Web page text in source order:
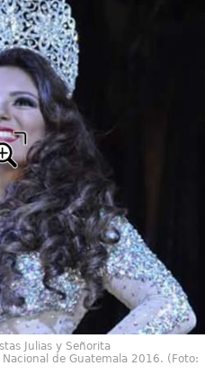
Julias y Señorita
de Guatemala 2016. (Foto: